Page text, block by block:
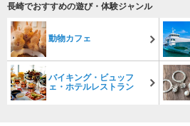
長崎でおすすめの遊び・体験ジャンル
動物カフェ
バイキング・ビュッフ
ェ・ホテルレストラン